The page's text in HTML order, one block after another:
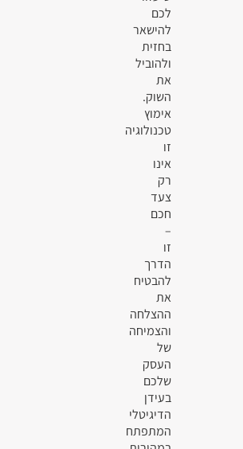
לכם
להישאר
בחזית
ולהוביל
את
השוק.
אימוץ
טכנולוגיה
זו
אינו
רק
צעד
חכם
–
זו
הדרך
להבטיח
את
ההצלחה
והצמיחה
של
העסק
שלכם
בעידן
הדיגיטלי
המתפתח